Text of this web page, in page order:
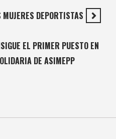
DEPORTISTAS
EL PRIMER PUESTO EN
DE ASIMEPP